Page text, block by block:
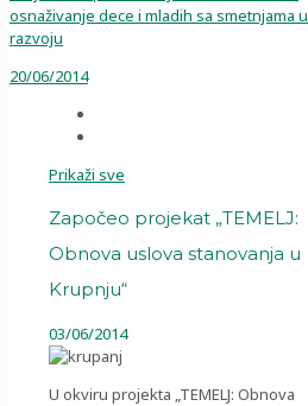
osnaživanje dece i mladih sa smetnjama u
razvoju
20/06/2014
Prikaži sve
Započeo projekat „TEMELJ:
Obnova uslova stanovanja u
Krupnju“
03/06/2014
U okviru projekta „TEMELJ: Obnova